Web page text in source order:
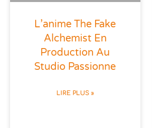
L’anime The Fake
Alchemist En
Production Au
Studio Passionne
LIRE PLUS »